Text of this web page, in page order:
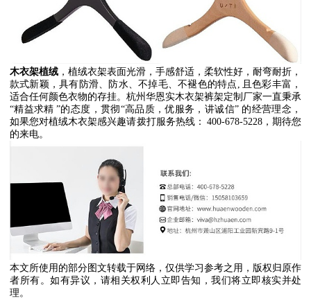
木衣架植绒 ，植绒衣架表面光滑，手感舒适，柔软性好，耐弯耐折，
款式新颖，具有防滑、防水、不掉毛、不褪色的特点
且色彩丰富，
适合任何颜色衣物的存挂。杭州 华恩实木衣架裤架定制厂家一直秉承
“精益求精 ”的态度，贯彻 “高品质，优服务，讲诚信” 的经营理念，
如果您对植绒木衣架感兴趣请拨打服务热线： 400-678-5228，期待您
的来电。
本文所使用的部分图文转载于网络，仅供学习参考之用，版权归原作
者所有。如有异议，请相关权利人立即告知，我们将立即核实并处
理。